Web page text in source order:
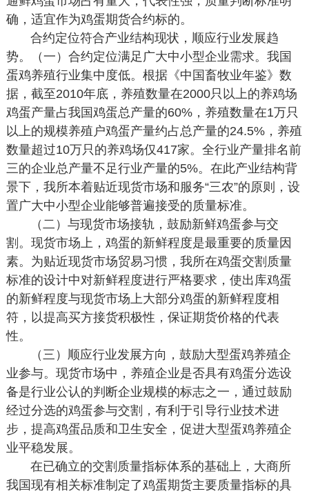
确，适宜作为鸡蛋期货合约标的。
合约定位符合产业结构现状，顺应行业发展趋
势。（一）合约定位满足广大中小型企业需求。我国
蛋鸡养殖行业集中度低。根据《中国畜牧业年鉴》数
据，截至2010年底，养殖数量在2000只以上的养鸡场
鸡蛋产量占我国鸡蛋总产量的60%，养殖数量在1万只
以上的规模养殖户鸡蛋产量约占总产量的24.5%，养殖
数量超过10万只的养鸡场仅417家。全行业产量排名前
三的企业总产量不足行业产量的5%。在此产业结构背
景下，我所本着贴近现货市场和服务“三农”的原则，设
置广大中小型企业能够普遍接受的质量标准。
（二）与现货市场接轨，鼓励新鲜鸡蛋参与交
割。现货市场上，鸡蛋的新鲜程度是最重要的质量因
素。为贴近现货市场贸易习惯，我所在鸡蛋交割质量
标准的设计中对新鲜程度进行严格要求，使出库鸡蛋
的新鲜程度与现货市场上大部分鸡蛋的新鲜程度相
符，以提高买方接货积极性，保证期货价格的代表
性。
（三）顺应行业发展方向，鼓励大型蛋鸡养殖企
业参与。现货市场中，养殖企业是否具有鸡蛋分选设
备是行业公认的判断企业规模的标志之一，通过鼓励
经过分选的鸡蛋参与交割，有利于引导行业技术进
步，提高鸡蛋品质和卫生安全，促进大型蛋鸡养殖企
业平稳发展。
在已确立的交割质量指标体系的基础上，大商所
我国现有相关标准制定了鸡蛋期货主要质量指标的具